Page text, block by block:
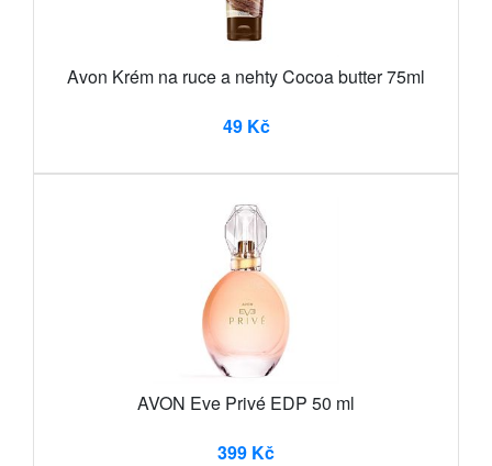
Avon Krém na ruce a nehty Cocoa butter 75ml
49 Kč
AVON Eve Privé EDP 50 ml
399 Kč